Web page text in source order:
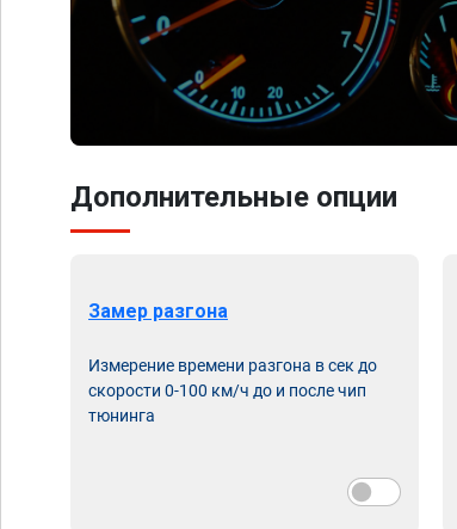
Дополнительные опции
Замер разгона
Измерение времени разгона в сек до
скорости 0-100 км/ч до и после чип
тюнинга